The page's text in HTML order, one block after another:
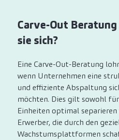
Carve-Out
sie sich?
Eine Carve-Out-Beratung
wenn Unternehmen eine
und effiziente Abspaltung
möchten. Dies gilt sowohl
Einheiten optimal
Erwerber, die durch den
Wachstumsplattformen